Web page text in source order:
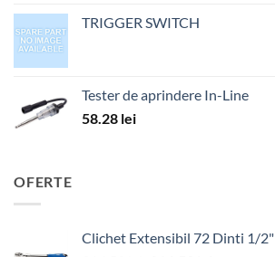
TRIGGER SWITCH
Tester de aprindere In-Line
58.28 lei
OFERTE
Clichet Extensibil 72 Dinti 1/2"